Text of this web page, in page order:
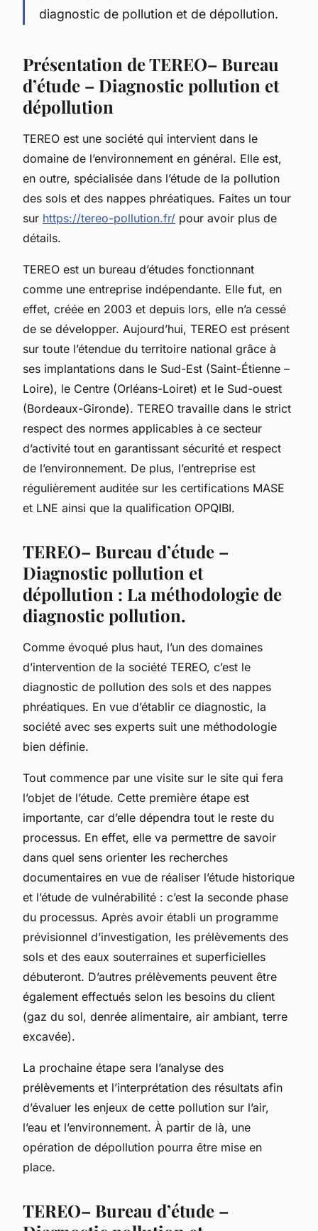
diagnostic de pollution et de dépollution.
Présentation de TEREO– Bureau
d’étude – Diagnostic pollution et
dépollution
TEREO est une société qui intervient dans le
domaine de l’environnement en général. Elle est,
en outre, spécialisée dans l’étude de la pollution
des sols et des nappes phréatiques. Faites un tour
sur https://tereo-pollution.fr/ pour avoir plus de
détails.
TEREO est un bureau d’études fonctionnant
comme une entreprise indépendante. Elle fut, en
effet, créée en 2003 et depuis lors, elle n’a cessé
de se développer. Aujourd’hui, TEREO est présent
sur toute l’étendue du territoire national grâce à
ses implantations dans le Sud-Est (Saint-Étienne –
Loire), le Centre (Orléans-Loiret) et le Sud-ouest
(Bordeaux-Gironde). TEREO travaille dans le strict
respect des normes applicables à ce secteur
d’activité tout en garantissant sécurité et respect
de l’environnement. De plus, l’entreprise est
régulièrement auditée sur les certifications MASE
et LNE ainsi que la qualification OPQIBI.
TEREO– Bureau d’étude –
Diagnostic pollution et
dépollution : La méthodologie de
diagnostic pollution.
Comme évoqué plus haut, l’un des domaines
d’intervention de la société TEREO, c’est le
diagnostic de pollution des sols et des nappes
phréatiques. En vue d’établir ce diagnostic, la
société avec ses experts suit une méthodologie
bien définie.
Tout commence par une visite sur le site qui fera
l’objet de l’étude. Cette première étape est
importante, car d’elle dépendra tout le reste du
processus. En effet, elle va permettre de savoir
dans quel sens orienter les recherches
documentaires en vue de réaliser l’étude historique
et l’étude de vulnérabilité : c’est la seconde phase
du processus. Après avoir établi un programme
prévisionnel d’investigation, les prélèvements des
sols et des eaux souterraines et superficielles
débuteront. D’autres prélèvements peuvent être
également effectués selon les besoins du client
(gaz du sol, denrée alimentaire, air ambiant, terre
excavée).
La prochaine étape sera l’analyse des
prélèvements et l’interprétation des résultats afin
d’évaluer les enjeux de cette pollution sur l’air,
l’eau et l’environnement. À partir de là, une
opération de dépollution pourra être mise en
place.
TEREO– Bureau d’étude –